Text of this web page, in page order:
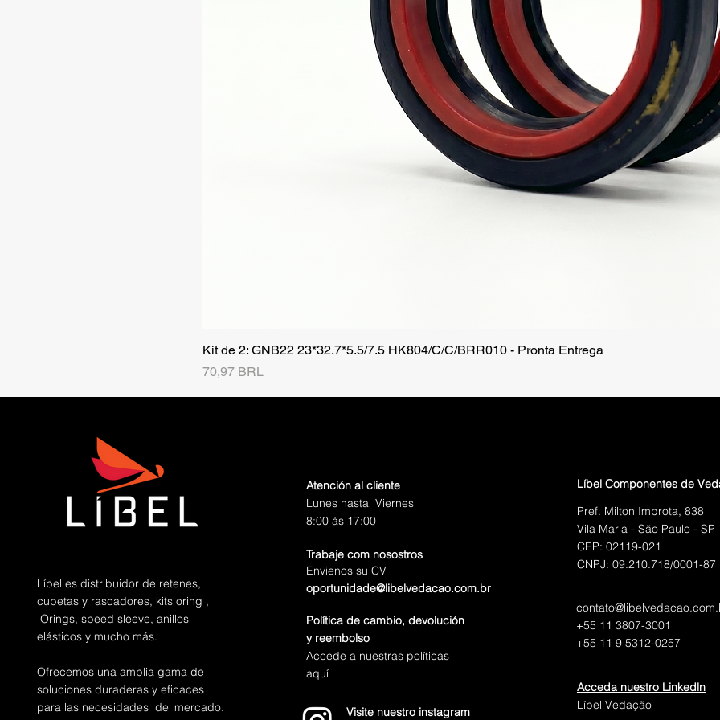
Vista rápida
Kit de 2: GNB22 23*32.7*5.5/7.5 HK804/C/C/BRR010 - Pronta Entrega
Precio
70,97 BRL
Líbel es distribuidor de retenes,
cubetas y rascadores, kits oring ,
Orings, speed sleeve, anillos
elásticos y mucho más.
Ofrecemos una amplia gama de
soluciones duraderas y eficaces
para las necesidades del mercado.
Atención al cliente
Lunes hasta Viernes
8:00 às 17:00
Trabaje com nosostros
Envienos su CV
oportunidade@libelvedacao.com.br
Política de cambio, devolución
y reembolso
Accede a nuestras políticas
aquí
Visite nuestro instagram
Líbel Componentes de
Pref. Milton Improta, 838
Vila Maria - São Paulo - SP
CEP: 02119-021
CNPJ: 09.210.718/0001-87
+55 11 3807-3001
+55 11 9 5312-0257
Acceda nuestro Linkedln
Líbel Vedação